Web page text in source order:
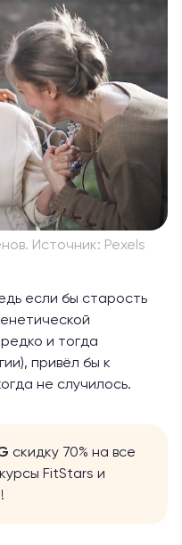
Источник: Pexels
если бы старость
и тогда
привёл бы к
не случилось.
скидку 70% на все
FitStars и